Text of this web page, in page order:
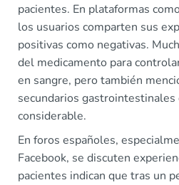
pacientes. En plataformas
los usuarios comparten sus
positivas como negativas.
del medicamento para
en sangre, pero también
secundarios gastrointestinales
considerable.
En foros españoles,
Facebook, se discuten
pacientes indican que tras un